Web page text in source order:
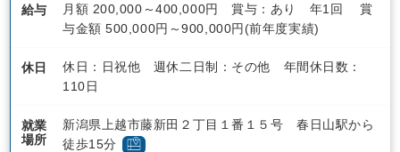
給与
月額 200,000～400,000円 賞与：あり 年1回 賞
与金額 500,000円～900,000円(前年度実績)
休日
休日：日祝他 週休二日制：その他 年間休日数：
110日
就業
場所
新潟県上越市藤新田２丁目１番１５号 春日山駅から
徒歩15分